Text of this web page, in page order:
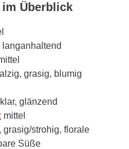
Überblick
langanhaltend
grasig, blumig
glänzend
mittel
grasig/strohig, florale
Süße